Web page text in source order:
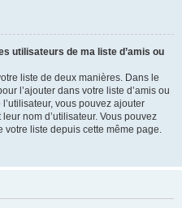
utilisateurs de ma liste d’amis ou
liste de deux manières. Dans le
l’ajouter dans votre liste d’amis ou
vous pouvez ajouter
nom d’utilisateur. Vous pouvez
liste depuis cette même page.